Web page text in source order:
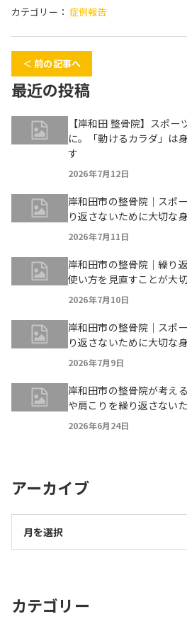
カテゴリー： 症例報告
＜ 前の記事へ
最近の投稿
【岸和田 整骨院】スポ
に。「動けるカラダ」は
す
2026年7月12日
岸和田市の整骨院｜スポ
り返さないために大切な
2026年7月11日
岸和田市の整骨院｜繰り
使い方を見直すことが大
2026年7月10日
岸和田市の整骨院｜スポ
り返さないために大切な
2026年7月9日
岸和田市の整骨院が考え
や肩こりを繰り返さない
2026年6月24日
アーカイブ
カテゴリー